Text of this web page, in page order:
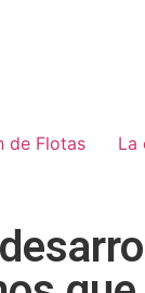
de Flotas La